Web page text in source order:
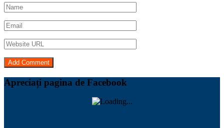
Apreciați pagina de Facebook